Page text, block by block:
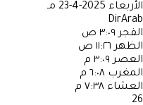
الأربعاء 2025-4-23 مـ
DirArab
الفجر ٣:٠٩ ص
الظهر ١١:٢٦ ص
العصر ٣:٠٩ م
المغرب ٦:٠٨ م
العشاء ٧:٣٨ م
26